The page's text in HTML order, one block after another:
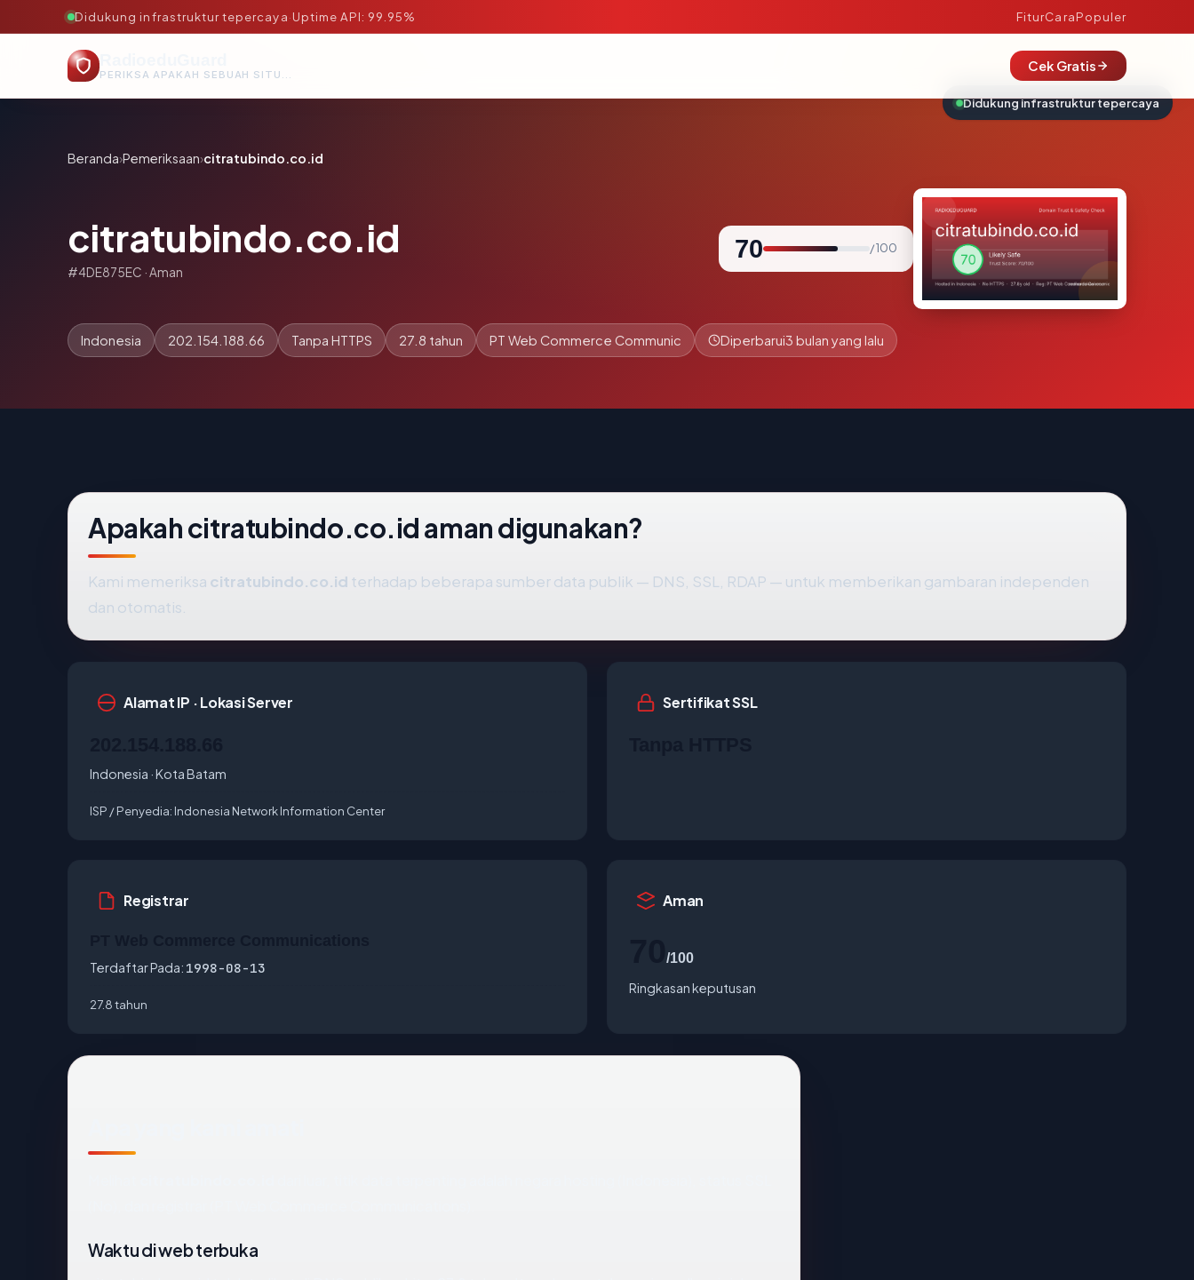
Didukung infrastruktur tepercaya·Uptime API: 99.95% FiturCaraPopuler
PERIKSA APAKAH SEBUAH SITUS AMAN, TEPERCAYA, DAN TERVERIFIKASI DALAM HITUNGAN DETIK.
Cek Gratis
Beranda›Pemeriksaan›citratubindo.co.id
citratubindo.co.id
#4DE875EC · Aman
70 / 100
Indonesia 202.154.188.66 Tanpa HTTPS 27.8 tahun PT Web Commerce Communic Diperbarui3 bulan yang lalu
Apakah citratubindo.co.id aman digunakan?
Kami memeriksa citratubindo.co.id terhadap beberapa sumber data publik — DNS, SSL, RDAP — untuk memberikan gambaran independen
dan otomatis.
Alamat IP · Lokasi Server
Indonesia · Kota Batam
ISP / Penyedia: Indonesia Network Information Center
Sertifikat SSL
Registrar
Terdaftar Pada: 1998-08-13
27.8 tahun
Aman
/100
Ringkasan keputusan
Waktu di web terbuka
Didukung infrastruktur tepercaya